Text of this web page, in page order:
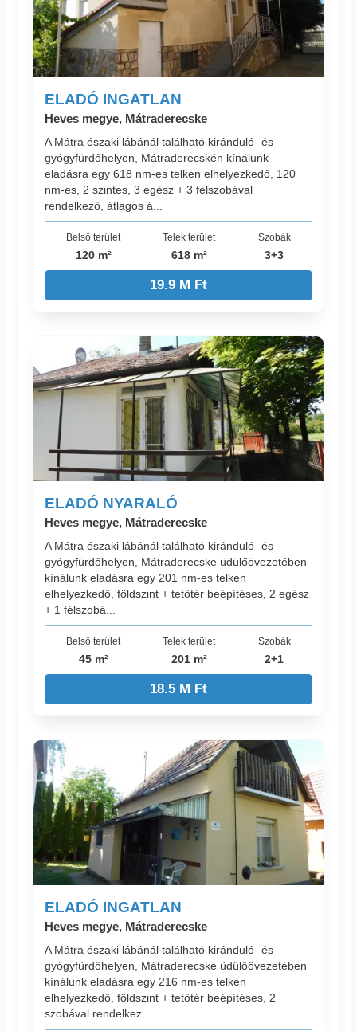
ELADÓ INGATLAN
Heves megye, Mátraderecske
A Mátra északi lábánál található kiránduló- és
gyógyfürdőhelyen, Mátraderecskén kínálunk
eladásra egy 618 nm-es telken elhelyezkedő, 120
nm-es, 2 szintes, 3 egész + 3 félszobával
rendelkező, átlagos á...
Belső terület
120 m²
Telek terület
618 m²
Szobák
3+3
19.9 M Ft
ELADÓ NYARALÓ
Heves megye, Mátraderecske
A Mátra északi lábánál található kiránduló- és
gyógyfürdőhelyen, Mátraderecske üdülőövezetében
kínálunk eladásra egy 201 nm-es telken
elhelyezkedő, földszint + tetőtér beépítéses, 2 egész
+ 1 félszobá...
Belső terület
45 m²
Telek terület
201 m²
Szobák
2+1
18.5 M Ft
ELADÓ INGATLAN
Heves megye, Mátraderecske
A Mátra északi lábánál található kiránduló- és
gyógyfürdőhelyen, Mátraderecske üdülőövezetében
kínálunk eladásra egy 216 nm-es telken
elhelyezkedő, földszint + tetőtér beépítéses, 2
szobával rendelkez...